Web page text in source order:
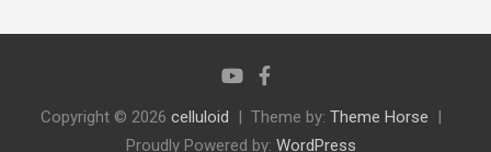
Copyright © 2026 celluloid Theme by: Theme Horse
Proudly Powered by: WordPress